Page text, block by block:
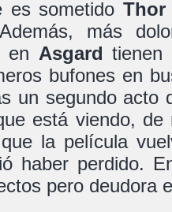
es sometido Thor
Además, más
en Asgard tienen
bufones en
un segundo acto
está viendo,
la película
haber perdido.
pero deudora